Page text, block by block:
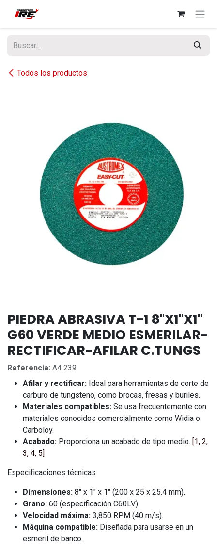
Todos los productos
PIEDRA ABRASIVA T-1 8"X1"X1"
G60 VERDE MEDIO ESMERILAR-
RECTIFICAR-AFILAR C.TUNGS
Referencia: A4 239
Afilar y rectificar: Ideal para herramientas de corte de
carburo de tungsteno, como brocas, fresas y buriles.
Materiales compatibles: Se usa frecuentemente con
materiales conocidos comercialmente como Widia o
Carboloy.
Acabado: Proporciona un acabado de tipo medio. [1, 2,
3, 4, 5]
Especificaciones técnicas
Dimensiones: 8" x 1" x 1" (200 x 25 x 25.4 mm).
Grano: 60 (especificación C60LV).
Velocidad máxima: 3,850 RPM (40 m/s).
Máquina compatible: Diseñada para usarse en un
esmeril de banco.